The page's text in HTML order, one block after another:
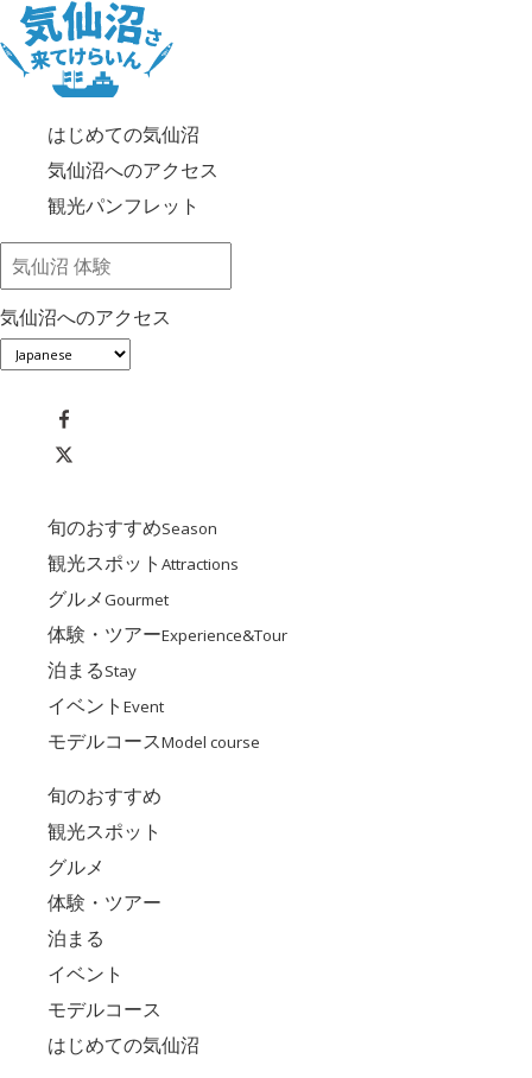
はじめての気仙沼
気仙沼へのアクセス
観光パンフレット
気仙沼へのアクセス
旬のおすすめSeason
観光スポット Attractions
グルメGourmet
体験・ツアーExperience&Tour
泊まるStay
イベント Event
モデルコースModel course
旬のおすすめ
観光スポット
グルメ
体験・ツアー
泊まる
イベント
モデルコース
はじめての気仙沼